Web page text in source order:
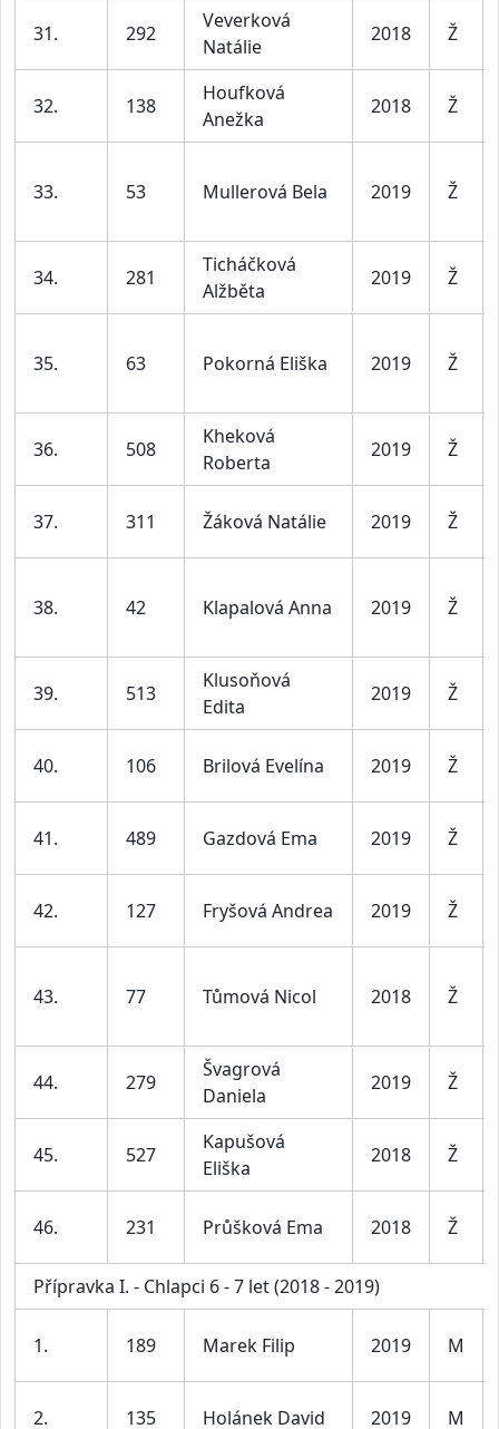
31. 292
Veverková
Natálie
2018 Ž
32. 138
Houfková
Anežka
2018 Ž
33. 53 Mullerová Bela 2019 Ž
34. 281
Ticháčková
Alžběta
2019 Ž
35. 63 Pokorná Eliška 2019 Ž
36. 508
Kheková
Roberta
2019 Ž
37. 311 Žáková Natálie 2019 Ž
38. 42 Klapalová Anna 2019 Ž
39. 513
Klusoňová
Edita
2019 Ž
40. 106 Brilová Evelína 2019 Ž
41. 489 Gazdová Ema 2019 Ž
42. 127 Fryšová Andrea 2019 Ž
43. 77 Tůmová Nicol 2018 Ž
44. 279
Švagrová
Daniela
2019 Ž
45. 527
Kapušová
Eliška
2018 Ž
46. 231 Průšková Ema 2018 Ž
Přípravka I. - Chlapci 6 - 7 let (2018 - 2019)
1. 189 Marek Filip 2019 M
2. 135 Holánek David 2019 M